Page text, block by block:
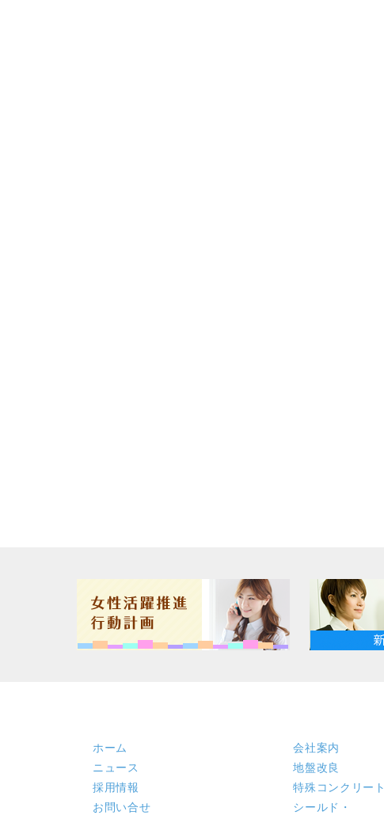
ホーム
ニュース
採用情報
お問い合せ
会社案内
地盤改良
特殊コンクリート
シールド・